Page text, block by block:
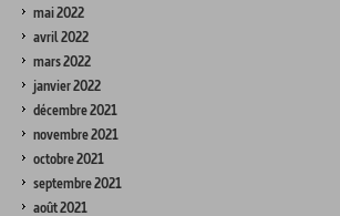
mai 2022
avril 2022
mars 2022
janvier 2022
décembre 2021
novembre 2021
octobre 2021
septembre 2021
août 2021